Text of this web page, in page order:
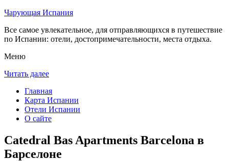
Чарующая Испания
Все самое увлекательное, для отправляющихся в путешествие
по Испании: отели, достопримечательности, места отдыха.
Меню
Читать далее
Главная
Карта Испании
Отели Испании
О сайте
Catedral Bas Apartments Barcelona в
Барселоне